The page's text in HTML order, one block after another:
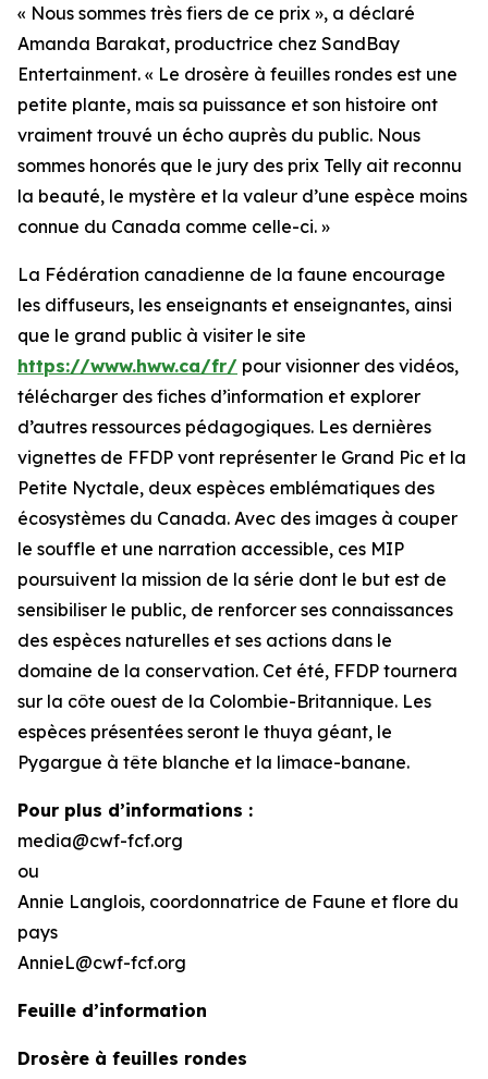
« Nous sommes très fiers de ce prix », a déclaré
Amanda Barakat, productrice chez SandBay
Entertainment. « Le drosère à feuilles rondes est une
petite plante, mais sa puissance et son histoire ont
vraiment trouvé un écho auprès du public. Nous
sommes honorés que le jury des prix Telly ait reconnu
la beauté, le mystère et la valeur d’une espèce moins
connue du Canada comme celle-ci. »
La Fédération canadienne de la faune encourage
les diffuseurs, les enseignants et enseignantes, ainsi
que le grand public à visiter le site
https://www.hww.ca/fr/ pour visionner des vidéos,
télécharger des fiches d’information et explorer
d’autres ressources pédagogiques. Les dernières
vignettes de FFDP vont représenter le Grand Pic et la
Petite Nyctale, deux espèces emblématiques des
écosystèmes du Canada. Avec des images à couper
le souffle et une narration accessible, ces MIP
poursuivent la mission de la série dont le but est de
sensibiliser le public, de renforcer ses connaissances
des espèces naturelles et ses actions dans le
domaine de la conservation. Cet été, FFDP tournera
sur la côte ouest de la Colombie-Britannique. Les
espèces présentées seront le thuya géant, le
Pygargue à tête blanche et la limace-banane.
Pour plus d’informations :
media@cwf-fcf.org
ou
Annie Langlois, coordonnatrice de Faune et flore du
pays
AnnieL@cwf-fcf.org
Feuille d’information
Drosère à feuilles rondes